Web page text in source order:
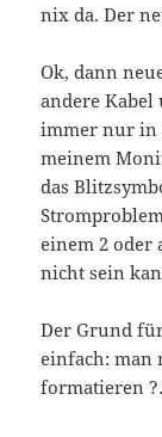
nix da. Der
Ok, dann
andere
immer nur in
meinem
das
einem 2 oder
nicht sein
Der Grund
einfach: man
formatieren